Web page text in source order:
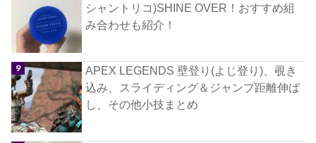
シャントリコ)SHINE OVER！おすすめ組
み合わせも紹介！
APEX LEGENDS 壁登り(よじ登り)、覗き
込み、スライディング＆ジャンプ距離伸ば
し、その他小技まとめ